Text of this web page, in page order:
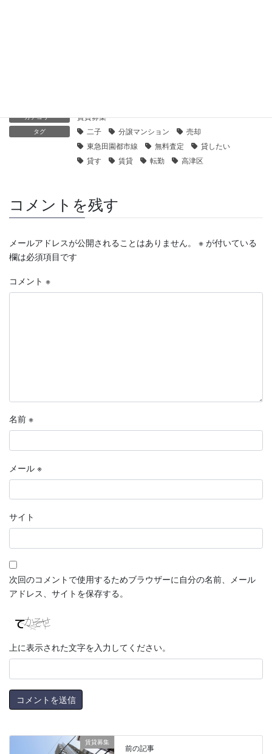
カテゴリー 賃貸募集
タグ 二子 分譲マンション
売却
東急田園都市線
無料査定
貸したい
貸す
賃貸 転勤 高津区
コメントを残す
メールアドレスが公開されることはありません。 ※ が付いている
欄は必須項目です
コメント ※
名前 ※
メール ※
サイト
次回のコメントで使用するためブラウザーに自分の名前、メール
アドレス、サイトを保存する。
上に表示された文字を入力してください。
賃貸募集
前の記事